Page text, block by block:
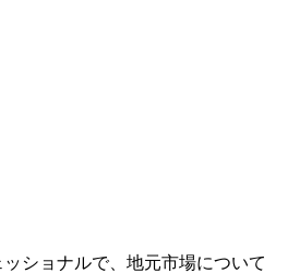
ショナルで、地元市場について